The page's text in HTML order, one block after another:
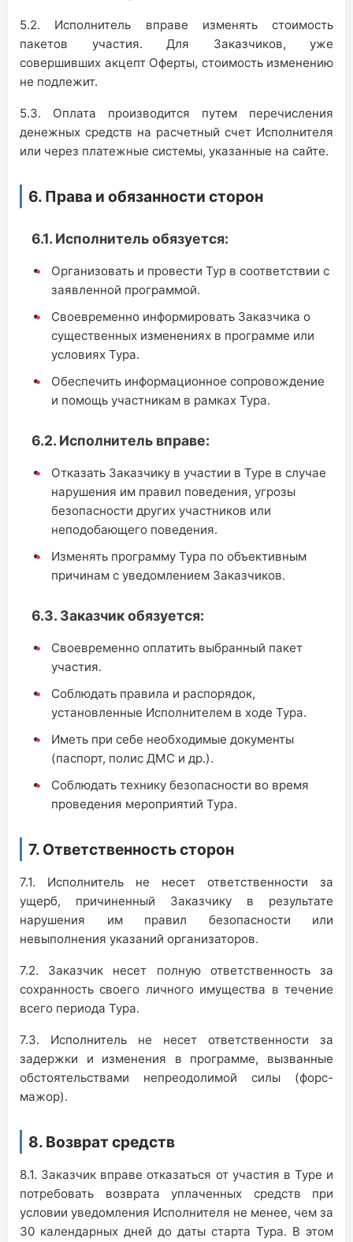
5.2. Исполнитель вправе изменять стоимость
пакетов участия. Для Заказчиков, уже
совершивших акцепт Оферты, стоимость изменению
не подлежит.
5.3. Оплата производится путем перечисления
денежных средств на расчетный счет Исполнителя
или через платежные системы, указанные на сайте.
6. Права и обязанности сторон
6.1. Исполнитель обязуется:
Организовать и провести Тур в соответствии с
заявленной программой.
Своевременно информировать Заказчика о
существенных изменениях в программе или
условиях Тура.
Обеспечить информационное сопровождение
и помощь участникам в рамках Тура.
6.2. Исполнитель вправе:
Отказать Заказчику в участии в Туре в случае
нарушения им правил поведения, угрозы
безопасности других участников или
неподобающего поведения.
Изменять программу Тура по объективным
причинам с уведомлением Заказчиков.
6.3. Заказчик обязуется:
Своевременно оплатить выбранный пакет
участия.
Соблюдать правила и распорядок,
установленные Исполнителем в ходе Тура.
Иметь при себе необходимые документы
(паспорт, полис ДМС и др.).
Соблюдать технику безопасности во время
проведения мероприятий Тура.
7. Ответственность сторон
7.1. Исполнитель не несет ответственности за
ущерб, причиненный Заказчику в результате
нарушения им правил безопасности или
невыполнения указаний организаторов.
7.2. Заказчик несет полную ответственность за
сохранность своего личного имущества в течение
всего периода Тура.
7.3. Исполнитель не несет ответственности за
задержки и изменения в программе, вызванные
обстоятельствами непреодолимой силы (форс-
мажор).
8. Возврат средств
8.1. Заказчик вправе отказаться от участия в Туре и
потребовать возврата уплаченных средств при
условии уведомления Исполнителя не менее, чем за
30 календарных дней до даты старта Тура. В этом